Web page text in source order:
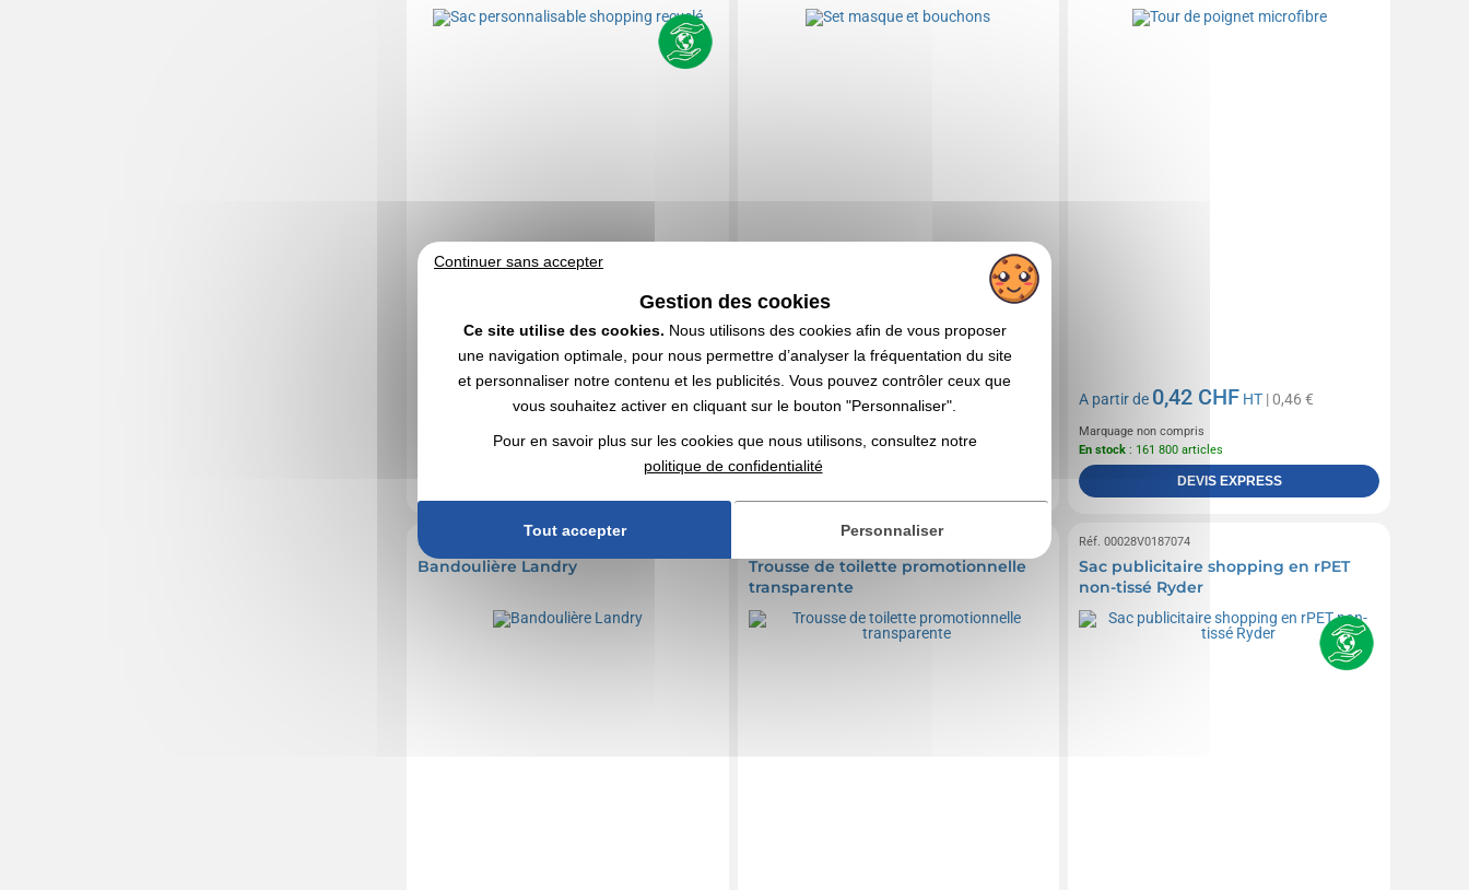
0,57 CHF HT | 0,62 €
: 188 000 articles
A partir de0,43 CHF HT | 0,47 €
En stock: 169 300 articles
A partir de 0,42 CHF HT | 0,46 €
Marquage non compris
En stock : 161 800 articles
DEVIS EXPRESS
Réf. 00053V0173426
Bandoulière Landry
Trousse de toilette promotionnelle
transparente
Réf. 00028V0187074
Sac publicitaire shopping en rPET
non-tissé Ryder
Continuer sans accepter
Gestion des cookies
Ce site utilise des cookies. Nous utilisons des cookies afin de vous proposer
une navigation optimale, pour nous permettre d’analyser la fréquentation du site
et personnaliser notre contenu et les publicités. Vous pouvez contrôler ceux que
vous souhaitez activer en cliquant sur le bouton "Personnaliser".
Pour en savoir plus sur les cookies que nous utilisons, consultez notre
politique de confidentialité
Tout accepter Personnaliser